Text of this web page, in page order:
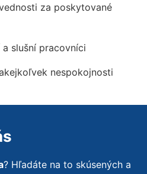
za poskytované
slušní pracovníci
nespokojnosti
? Hľadáte na to skúsených a